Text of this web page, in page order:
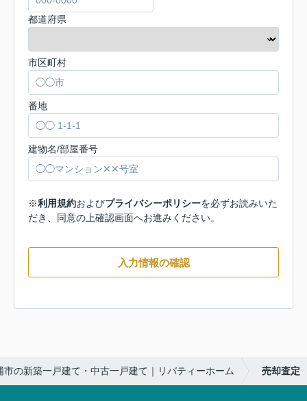
都道府県
市区町村
番地
建物名/部屋番号
※利用規約およびプライバシーポリシーを必ずお読みいた
だき、同意の上確認画面へお進みください。
入力情報の確認
市の新築一戸建て・中古一戸建て｜リバティーホーム 売却査定